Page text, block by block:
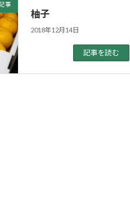
事
柚子
2018年12月14日
記事を読む